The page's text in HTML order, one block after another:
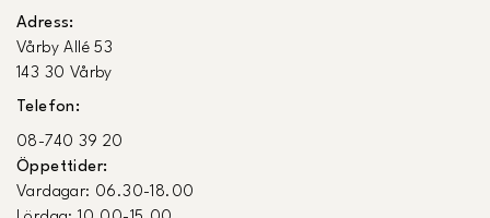
Adress:
Vårby Allé 53
143 30 Vårby
Telefon:
08-740 39 20
Öppettider:
Vardagar: 06.30-18.00